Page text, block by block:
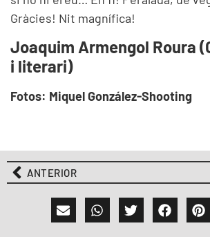
Gràcies! Nit magnífica!
Joaquim Armengol Roura
i literari)
Fotos: Miquel González-Shooting
ANTERIOR